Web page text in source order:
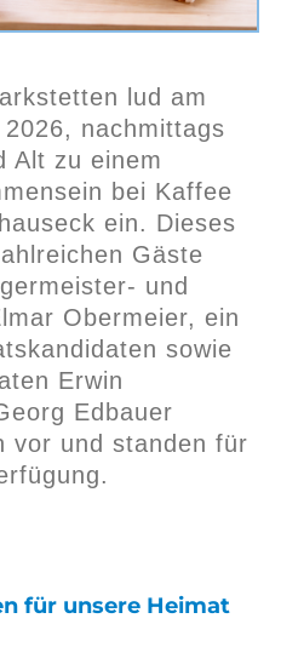
lud am
nachmittags
Alt zu einem
bei Kaffee
ein. Dieses
Gäste
und
Obermeier, ein
sowie
Erwin
Edbauer
vor und standen für
für unsere Heimat